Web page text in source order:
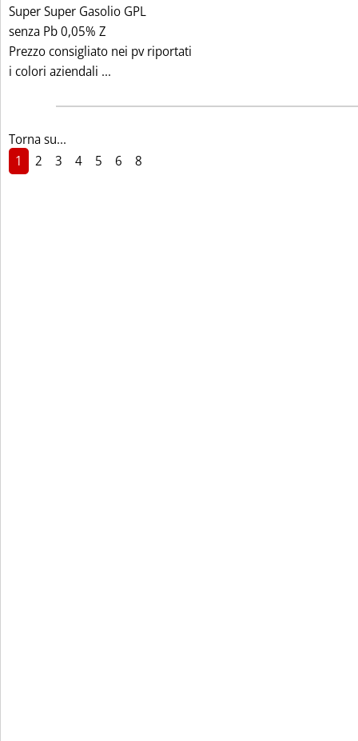
Super Super Gasolio GPL
senza Pb 0,05% Z
Prezzo consigliato nei pv riportati
i colori aziendali ...
Torna su...
1
2 3 4 5 6 8